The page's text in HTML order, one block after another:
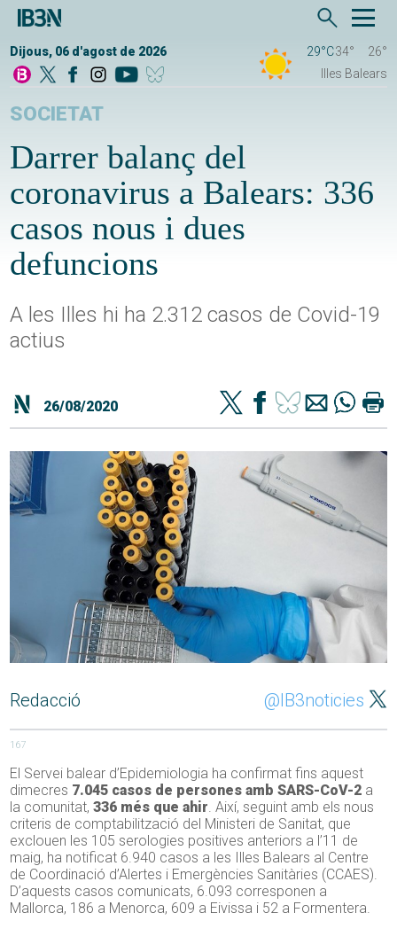
Dijous, 06 d'agost de 2026 29°C34°
26°
Illes Balears
SOCIETAT
Darrer balanç del
coronavirus a Balears: 336
casos nous i dues
defuncions
A les Illes hi ha 2.312 casos de Covid-19
actius
26/08/2020
Redacció @IB3noticies
167
El Servei balear d’Epidemiologia ha confirmat fins aquest
dimecres 7.045 casos de persones amb SARS-CoV-2 a
la comunitat,336 més que ahir. Així, seguint amb els nous
criteris de comptabilització del Ministeri de Sanitat, que
exclouen les 105 serologies positives anteriors a l’11 de
maig, ha notificat 6.940 casos a les Illes Balears al Centre
de Coordinació d’Alertes i Emergències Sanitàries (CCAES).
D’aquests casos comunicats, 6.093 corresponen a
Mallorca, 186 a Menorca, 609 a Eivissa i 52 a Formentera.